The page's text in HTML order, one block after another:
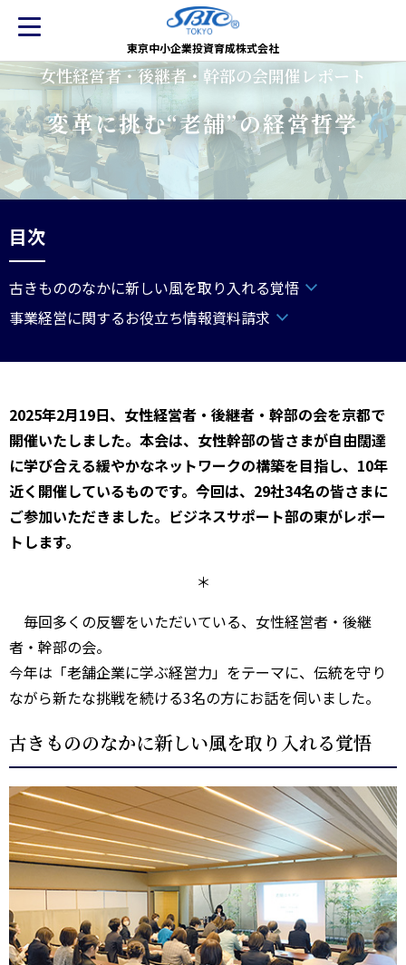
東京中小企業投資育成株式会社
女性経営者・後継者・幹部の会開催レポート
変革に挑む“老舗”の経営哲学
目次
古きもののなかに新しい風を取り入れる覚悟
事業経営に関するお役立ち情報資料請求
2025年2月19日、女性経営者・後継者・幹部の会を京都で
開催いたしました。本会は、女性幹部の皆さまが自由闊達
に学び合える緩やかなネットワークの構築を目指し、10年
近く開催しているものです。今回は、29社34名の皆さまに
ご参加いただきました。ビジネスサポート部の東がレポー
トします。
＊
毎回多くの反響をいただいている、女性経営者・後継
者・幹部の会。
今年は「老舗企業に学ぶ経営力」をテーマに、伝統を守り
ながら新たな挑戦を続ける3名の方にお話を伺いました。
古きもののなかに新しい風を取り入れる覚悟